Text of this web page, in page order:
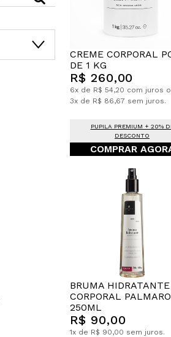
CREME CORPORAL
DE 1 KG
R$ 260,00
6x de R$ 54,20 com juros
3x de R$ 86,67 sem juros.
PUPILA PREMIUM + 20%
DESCONTO
COMPRAR
BRUMA HIDRATANTE
CORPORAL
250ML
R$ 90,00
1x de R$ 90,00 sem juros.